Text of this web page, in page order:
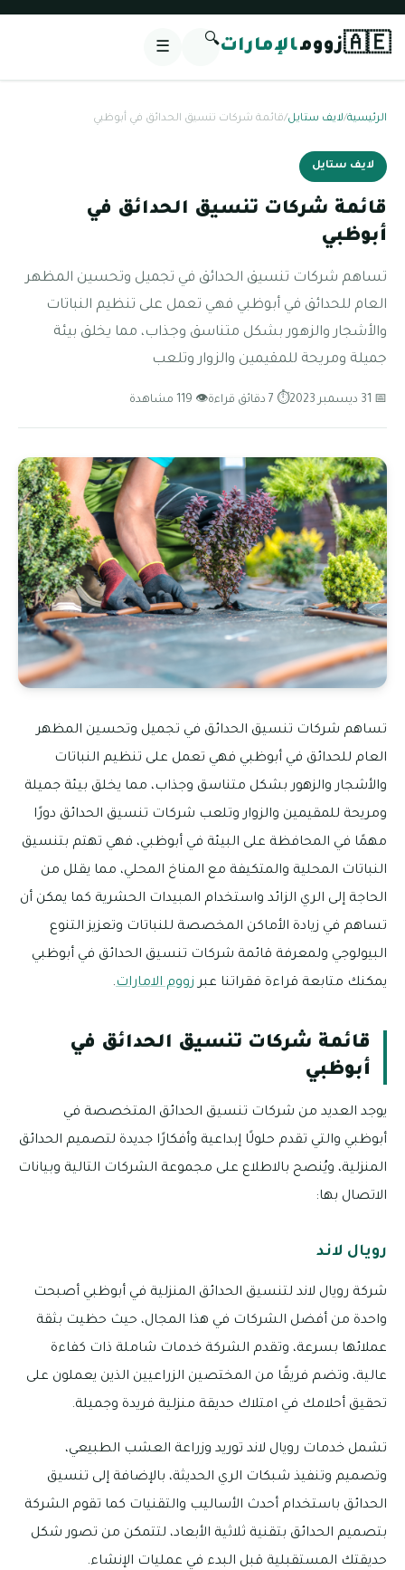
🇦🇪زوومالإمارات🔍
☰
الرئيسية/لايف ستايل/قائمة شركات تنسيق الحدائق في أبوظبي
لايف ستايل
قائمة شركات تنسيق الحدائق في
أبوظبي
تساهم شركات تنسيق الحدائق في تجميل وتحسين المظهر
العام للحدائق في أبوظبي فهي تعمل على تنظيم النباتات
والأشجار والزهور بشكل متناسق وجذاب، مما يخلق بيئة
جميلة ومريحة للمقيمين والزوار وتلعب
📅 31 ديسمبر 2023 ⏱ 7 دقائق قراءة 👁 119 مشاهدة
تساهم شركات تنسيق الحدائق في تجميل وتحسين المظهر
العام للحدائق في أبوظبي فهي تعمل على تنظيم النباتات
والأشجار والزهور بشكل متناسق وجذاب، مما يخلق بيئة جميلة
ومريحة للمقيمين والزوار وتلعب شركات تنسيق الحدائق دورًا
مهمًا في المحافظة على البيئة في أبوظبي، فهي تهتم بتنسيق
النباتات المحلية والمتكيفة مع المناخ المحلي، مما يقلل من
الحاجة إلى الري الزائد واستخدام المبيدات الحشرية كما يمكن أن
تساهم في زيادة الأماكن المخصصة للنباتات وتعزيز التنوع
البيولوجي ولمعرفة قائمة شركات تنسيق الحدائق في أبوظبي
يمكنك متابعة قراءة فقراتنا عبر زووم الامارات.
قائمة شركات تنسيق الحدائق في
أبوظبي
يوجد العديد من شركات تنسيق الحدائق المتخصصة في
أبوظبي والتي تقدم حلولًا إبداعية وأفكارًا جديدة لتصميم الحدائق
المنزلية، ويُنصح بالاطلاع على مجموعة الشركات التالية وبيانات
الاتصال بها:
رويال لاند
شركة رويال لاند لتنسيق الحدائق المنزلية في أبوظبي أصبحت
واحدة من أفضل الشركات في هذا المجال، حيث حظيت بثقة
عملائها بسرعة، وتقدم الشركة خدمات شاملة ذات كفاءة
عالية، وتضم فريقًا من المختصين الزراعيين الذين يعملون على
تحقيق أحلامك في امتلاك حديقة منزلية فريدة وجميلة.
تشمل خدمات رويال لاند توريد وزراعة العشب الطبيعي،
وتصميم وتنفيذ شبكات الري الحديثة، بالإضافة إلى تنسيق
الحدائق باستخدام أحدث الأساليب والتقنيات كما تقوم الشركة
بتصميم الحدائق بتقنية ثلاثية الأبعاد، لتتمكن من تصور شكل
حديقتك المستقبلية قبل البدء في عمليات الإنشاء.